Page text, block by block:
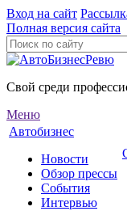
Вход на сайт
Полная версия сайта
Свой среди
Меню
Автобизнес
Новости
Обзор прессы
События
Интервью